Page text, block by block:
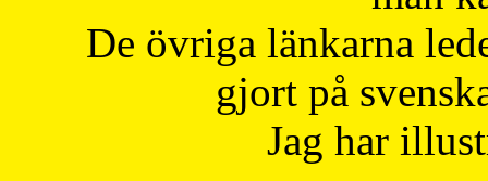
De övriga länkarna
gjort på
Jag har